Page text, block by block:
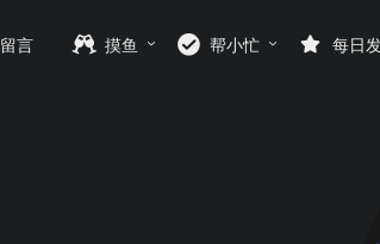
留言 摸鱼 帮小忙 每日